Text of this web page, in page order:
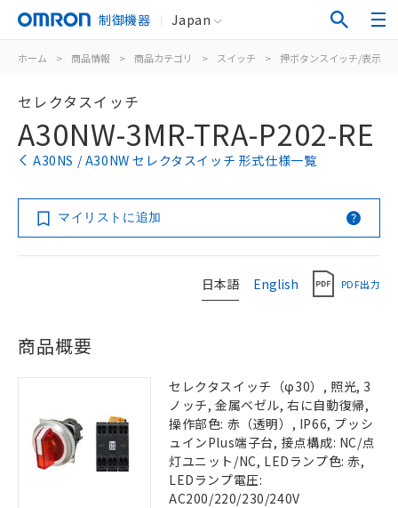
制御機器 Japan
ホーム > 商品情報 > 商品カテゴリ > スイッチ > 押ボタンスイッチ/表示灯
セレクタスイッチ
A30NW-3MR-TRA-P202-RE
A30NS / A30NW セレクタスイッチ 形式仕様一覧
マイリストに追加
日本語 English PDF出力
商品概要
セレクタスイッチ（φ30）, 照光, 3
ノッチ, 金属ベゼル, 右に自動復帰,
操作部色: 赤（透明）, IP66, プッシ
ュインPlus端子台, 接点構成: NC/点
灯ユニット/NC, LEDランプ色: 赤,
LEDランプ電圧:
AC200/220/230/240V